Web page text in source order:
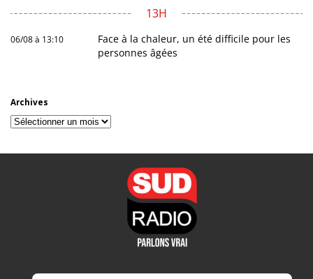
13H
06/08 à 13:10
Face à la chaleur, un été difficile pour les
personnes âgées
Archives
Archives